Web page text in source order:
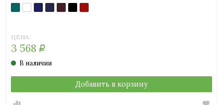
BERILLO
(темно-
BIANCO
(белый)
BLUES
(темно-
BRUNETTE
(шоколадный)
FESSO
(черно-
NERO
(черный)
PICANTE
(ржавчина)
ЦЕНА:
3 568 Р
В наличии
Добавить в корзину